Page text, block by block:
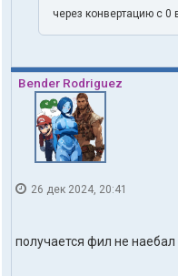
через конвертацию с
Bender Rodriguez
26 дек 2024, 20:41
получается фил не наебал